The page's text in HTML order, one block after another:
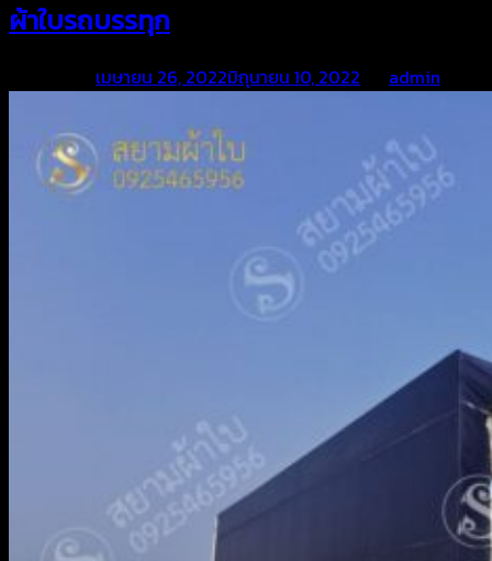
ผ้าใบรถบรรทุก
เมษายน 26, 2022มิถุนายน 10, 2022 admin